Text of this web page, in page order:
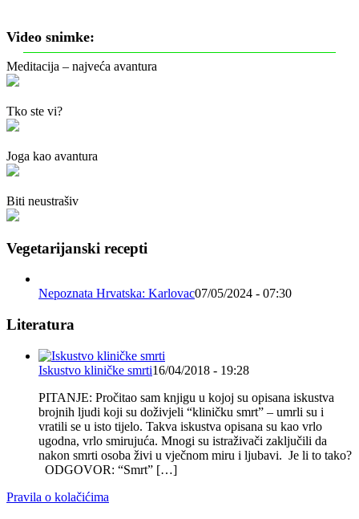
Video snimke:
Meditacija – najveća avantura
Tko ste vi?
Joga kao avantura
Biti neustrašiv
Vegetarijanski recepti
Nepoznata Hrvatska: Karlovac07/05/2024 - 07:30
Literatura
Iskustvo kliničke smrti16/04/2018 - 19:28
PITANJE: Pročitao sam knjigu u kojoj su opisana iskustva
brojnih ljudi koji su doživjeli “kliničku smrt” – umrli su i
vratili se u isto tijelo. Takva iskustva opisana su kao vrlo
ugodna, vrlo smirujuća. Mnogi su istraživači zaključili da
nakon smrti osoba živi u vječnom miru i ljubavi. Je li to tako?
ODGOVOR: “Smrt” […]
Pravila o kolačićima